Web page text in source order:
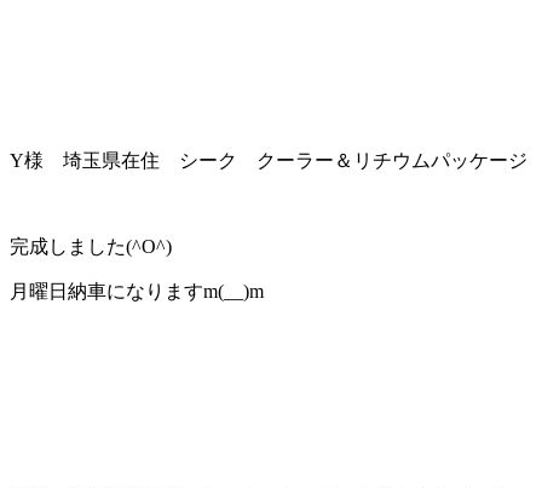
Y様 埼玉県在住 シーク クーラー＆リチウムパッケージ
完成しました(^O^)
月曜日納車になりますm(__)m